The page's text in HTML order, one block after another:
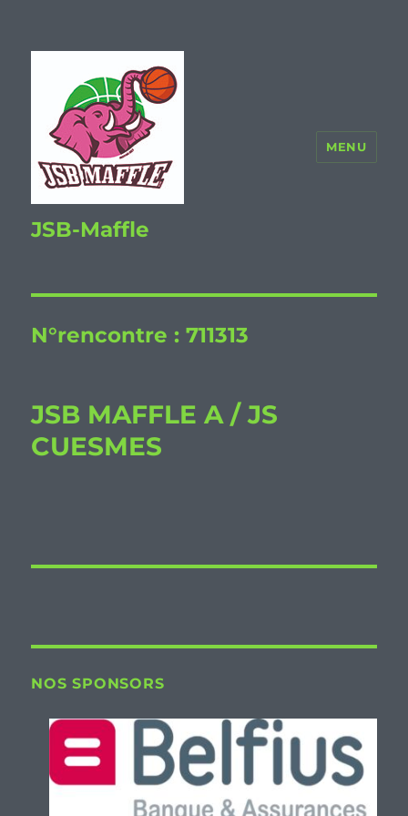
JSB-Maffle
MENU
N°rencontre :711313
JSB MAFFLE A / JS
CUESMES
NOS SPONSORS